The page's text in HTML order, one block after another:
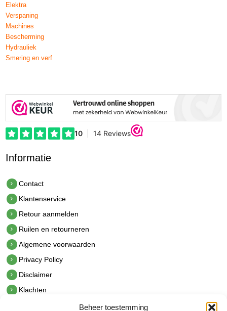
Beheer toestemming
Elektra
Verspaning
Machines
Bescherming
Hydrauliek
Smering en verf
Informatie
Contact
Klantenservice
Retour aanmelden
Ruilen en retourneren
Algemene voorwaarden
Privacy Policy
Disclaimer
Klachten